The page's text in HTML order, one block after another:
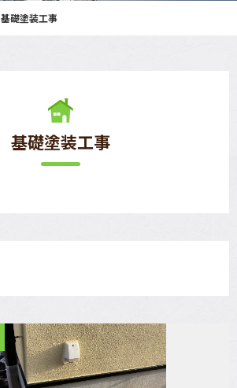
基礎塗装工事
基礎塗装工事